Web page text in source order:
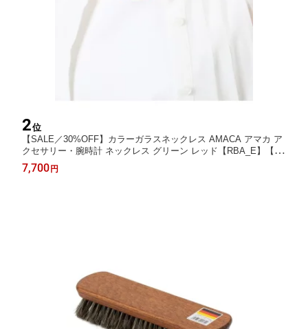
2位
【SALE／30%OFF】カラーガラスネックレス AMACA アマカ ア
クセサリー・腕時計 ネックレス グリーン レッド【RBA_E】【送
料無料】[Rakuten Fashion]
7,700円